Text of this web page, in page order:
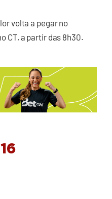
volta a pegar no
CT, a partir das 8h30.